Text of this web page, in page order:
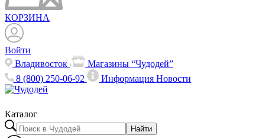
КОРЗИНА
Войти
Владивосток
Магазины “Чудодей”
8 (800) 250-06-92
ИнформацияНовости
Каталог
Найти